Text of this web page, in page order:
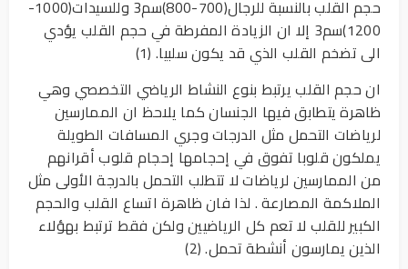
حجم القلب بالنسبة للرجال(700-800)سم3 وللسيدات(1000-
1200)سم3 إلا ان الزيادة المفرطة في حجم القلب يؤدي
الى تضخم القلب الذي قد يكون سلبيا. (1)
ان حجم القلب يرتبط بنوع النشاط الرياضي التخصصي وهي
ظاهرة يتطابق فيها الجنسان كما يلاحظ ان الممارسين
لرياضات التحمل مثل الدرجات وجري المسافات الطويلة
يملكون قلوبا تفوق في إحجامها إحجام قلوب أقرانهم
من الممارسين لرياضات لا تتطلب التحمل بالدرجة الأولى مثل
الملاكمة المصارعة . لذا فان ظاهرة اتساع القلب والحجم
الكبير للقلب لا تعم كل الرياضيين ولكن فقط ترتبط بهؤلاء
الذين يمارسون أنشطة تحمل. (2)